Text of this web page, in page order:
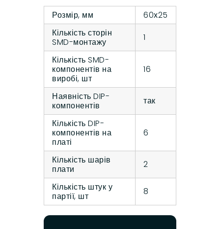
Розмір, мм
60х25
Кількість сторін
SMD-монтажу
1
Кількість SMD-
компонентів на
виробі, шт
16
Наявність DIP-
компонентів
так
Кількість DIP-
компонентів на
платі
6
Кількість шарів
плати
2
Кількість штук у
партії, шт
8